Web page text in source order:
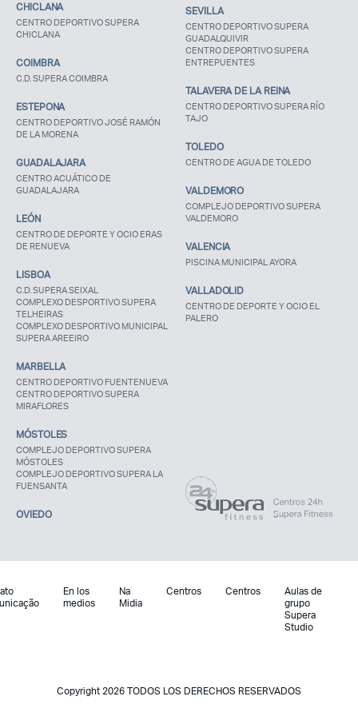
CHICLANA
CENTRO DEPORTIVO SUPERA
CHICLANA
COIMBRA
C.D. SUPERA COIMBRA
ESTEPONA
CENTRO DEPORTIVO JOSÉ RAMÓN
DE LA MORENA
GUADALAJARA
CENTRO ACUÁTICO DE
GUADALAJARA
LEÓN
CENTRO DE DEPORTE Y OCIO ERAS
DE RENUEVA
LISBOA
C.D. SUPERA SEIXAL
COMPLEXO DESPORTIVO SUPERA
TELHEIRAS
COMPLEXO DESPORTIVO MUNICIPAL
SUPERA AREEIRO
MARBELLA
CENTRO DEPORTIVO FUENTENUEVA
CENTRO DEPORTIVO SUPERA
MIRAFLORES
MÓSTOLES
COMPLEJO DEPORTIVO SUPERA
MÓSTOLES
COMPLEJO DEPORTIVO SUPERA LA
FUENSANTA
OVIEDO
SEVILLA
CENTRO DEPORTIVO SUPERA
GUADALQUIVIR
CENTRO DEPORTIVO SUPERA
ENTREPUENTES
TALAVERA DE LA REINA
CENTRO DEPORTIVO SUPERA RÍO
TAJO
TOLEDO
CENTRO DE AGUA DE TOLEDO
VALDEMORO
COMPLEJO DEPORTIVO SUPERA
VALDEMORO
VALENCIA
PISCINA MUNICIPAL AYORA
VALLADOLID
CENTRO DE DEPORTE Y OCIO EL
PALERO
En los
medios
Na
Midia
Centros Centros
Aulas de
grupo
Supera
Studio
Copyright 2026 TODOS LOS DERECHOS RESERVADOS